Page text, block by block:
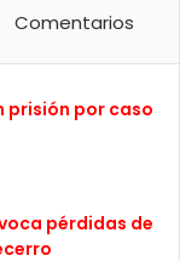
Comentarios
prisión por caso
pérdidas de